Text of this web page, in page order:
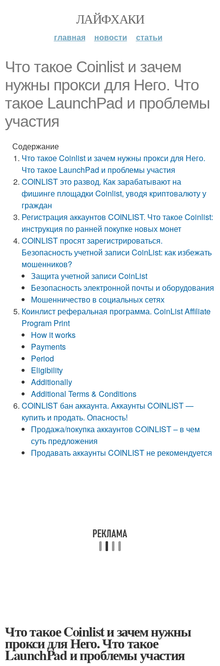
ЛАЙФХАКИ
главная новости статьи
Что такое Coinlist и зачем
нужны прокси для Него. Что
такое LaunchPad и проблемы
участия
Содержание
Что такое Coinlist и зачем нужны прокси для Него.
Что такое LaunchPad и проблемы участия
COINLIST это развод. Как зарабатывают на
фишинге площадки Coinlist, уводя криптовалюту у
граждан
Регистрация аккаунтов COINLIST. Что такое Coinlist:
инструкция по ранней покупке новых монет
COINLIST просят зарегистрироваться.
Безопасность учетной записи CoinList: как избежать
мошенников?
Защита учетной записи CoinList
Безопасность электронной почты и оборудования
Мошенничество в социальных сетях
Коинлист реферальная программа. CoinList Affiliate
Program Print
How it works
Payments
Period
Eligibility
Additionally
Additional Terms & Conditions
COINLIST бан аккаунта. Аккаунты COINLIST —
купить и продать. Опасность!
Продажа/покупка аккаунтов COINLIST – в чем
суть предложения
Продавать аккаунты COINLIST не рекомендуется
Что такое Coinlist и зачем нужны
прокси для Него. Что такое
LaunchPad и проблемы участия